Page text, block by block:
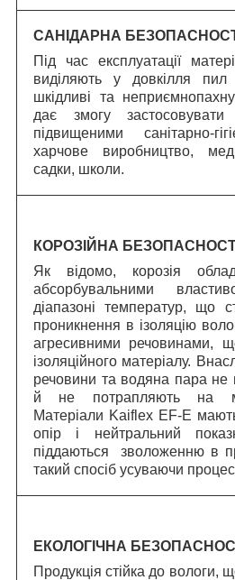
САНІДАРНА
Під час експлуатації
виділяють у довкілля
шкідливі та
дає змогу
підвищеними санітарно-
харчове виробництво,
садки, школи.
КОРОЗІЙНА
Як відомо, корозія
абсорбувальними
діапазоні температур, що
проникнення в ізоляцію
агресивними речовинами,
ізоляційного матеріалу.
речовини та водяна пара не
й не потрапляють на
Матеріали Kaiflex EF-E
опір і нейтральний
піддаються зволоженню в
такий спосіб усуваючи процес
ЕКОЛОГІЧНА
Продукція стійка до вологи,